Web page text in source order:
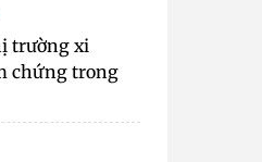
trường xi
chứng trong